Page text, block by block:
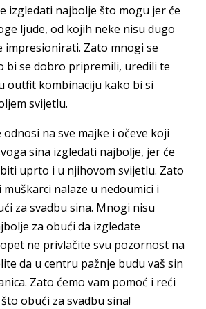
izgledati najbolje što mogu jer će
ljude, od kojih neke nisu dugo
impresionirati. Zato mnogi se
bi se dobro pripremili, uredili te
outfit kombinaciju kako bi si
svijetlu.
odnosi na sve majke i očeve koji
sina izgledati najbolje, jer će
uprto i u njihovom svijetlu. Zato
nalaze u nedoumici i
za svadbu sina. Mnogi nisu
za obući da izgledate
ne privlačite svu pozornost na
da u centru pažnje budu vaš sin
Zato ćemo vam pomoć i reći
obući za svadbu sina!